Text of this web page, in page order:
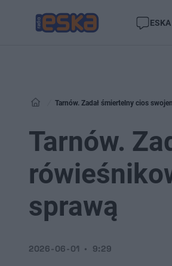
Tarnów. Zadał śmiertelny cios
Tarnów.
sprawą
2026-06-01 9:29